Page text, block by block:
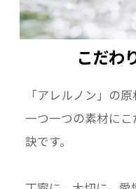
植物性乳酸菌で発
食品です。
お米由来の素材と
※弊社は、すべて
す。
こだわ
「アレルノン」の
一つ一つの素材に
訣です。